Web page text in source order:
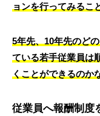
ョンを行ってみるこ
5年先、10年先のど
ている若手従業員は
くことができるのか
従業員へ報酬制度